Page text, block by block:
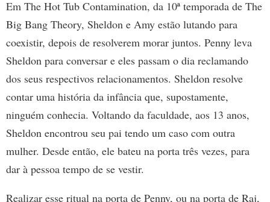
Em The Hot Tub Contamination, da 10ª temporada de The
Big Bang Theory, Sheldon e Amy estão lutando para
coexistir, depois de resolverem morar juntos. Penny leva
Sheldon para conversar e eles passam o dia reclamando
dos seus respectivos relacionamentos. Sheldon resolve
contar uma história da infância que, supostamente,
ninguém conhecia. Voltando da faculdade, aos 13 anos,
Sheldon encontrou seu pai tendo um caso com outra
mulher. Desde então, ele bateu na porta três vezes, para
dar à pessoa tempo de se vestir.
Realizar esse ritual na porta de Penny, ou na porta de Raj,